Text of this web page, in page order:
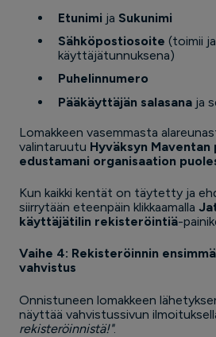
Etunimi ja Sukunimi
Sähköpostiosoite (toimii
käyttäjätunnuksena)
Puhelinnumero
Pääkäyttäjän salasana ja
Lomakkeen vasemmasta
valintaruutu Hyväksyn
edustamani organisaation
Kun kaikki kentät on täytetty ja
siirrytään eteenpäin klikkaamalla
käyttäjätilin rekisteröintiä-
Vaihe 4: Rekisteröinnin
vahvistus
Onnistuneen lomakkeen
näyttää vahvistussivun
rekisteröinnistä!".